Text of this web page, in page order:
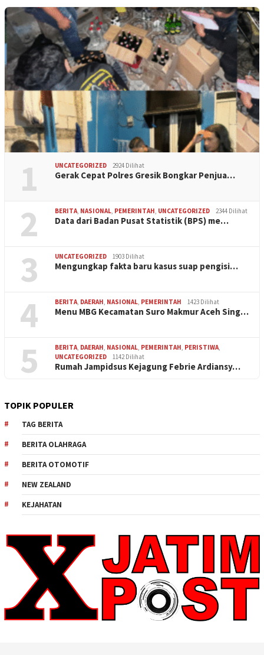
1 UNCATEGORIZED 2924 Dilihat
Gerak Cepat Polres Gresik Bongkar Penjua…
2 BERITA, NASIONAL, PEMERINTAH, UNCATEGORIZED 2344 Dilihat
Data dari Badan Pusat Statistik (BPS) me…
3 UNCATEGORIZED 1903 Dilihat
Mengungkap fakta baru kasus suap pengisi…
4 BERITA, DAERAH, NASIONAL, PEMERINTAH 1423 Dilihat
Menu MBG Kecamatan Suro Makmur Aceh Sing…
5 BERITA, DAERAH, NASIONAL, PEMERINTAH, PERISTIWA,
UNCATEGORIZED
1142 Dilihat
Rumah Jampidsus Kejagung Febrie Ardiansy…
TOPIK POPULER
TAG BERITA
BERITA OLAHRAGA
BERITA OTOMOTIF
NEW ZEALAND
KEJAHATAN